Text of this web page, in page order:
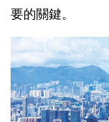
要的關鍵。